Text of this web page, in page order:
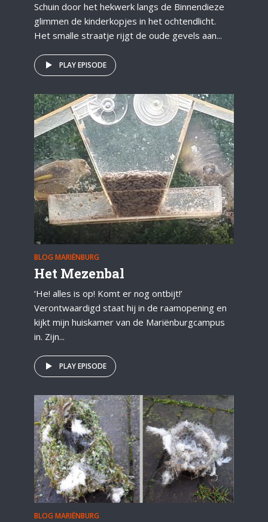
Schuin door het hekwerk langs de Binnendieze
glimmen de kinderkopjes in het ochtendlicht.
Het smalle straatje rijgt de oude gevels aan...
PLAY EPISODE
BLOG MARIËNBURG
Het Mezenbal
‘He! alles is op! Komt er nog ontbijt!’
Verontwaardigd staat hij in de raamopening en
kijkt mijn huiskamer van de Mariënburgcampus
in. Zijn...
PLAY EPISODE
BLOG MARIËNBURG